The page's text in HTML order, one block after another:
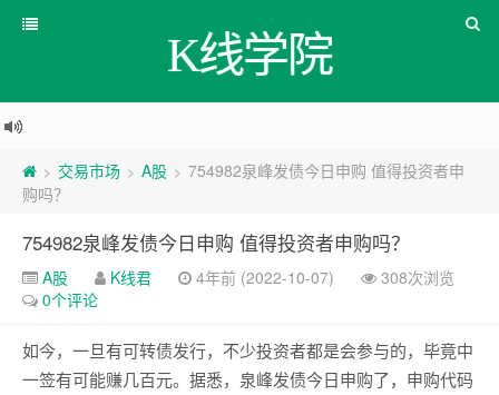
K线学院
> 交易市场 > A股 > 754982泉峰发债今日申购 值得投资者申
购吗？
754982泉峰发债今日申购 值得投资者申购吗？
A股 K线君 4年前 (2022-10-07)
308次浏览
0个评论
如今，一旦有可转债发行，不少投资者都是会参与的，毕竟中
一签有可能赚几百元。据悉，泉峰发债今日申购了，申购代码